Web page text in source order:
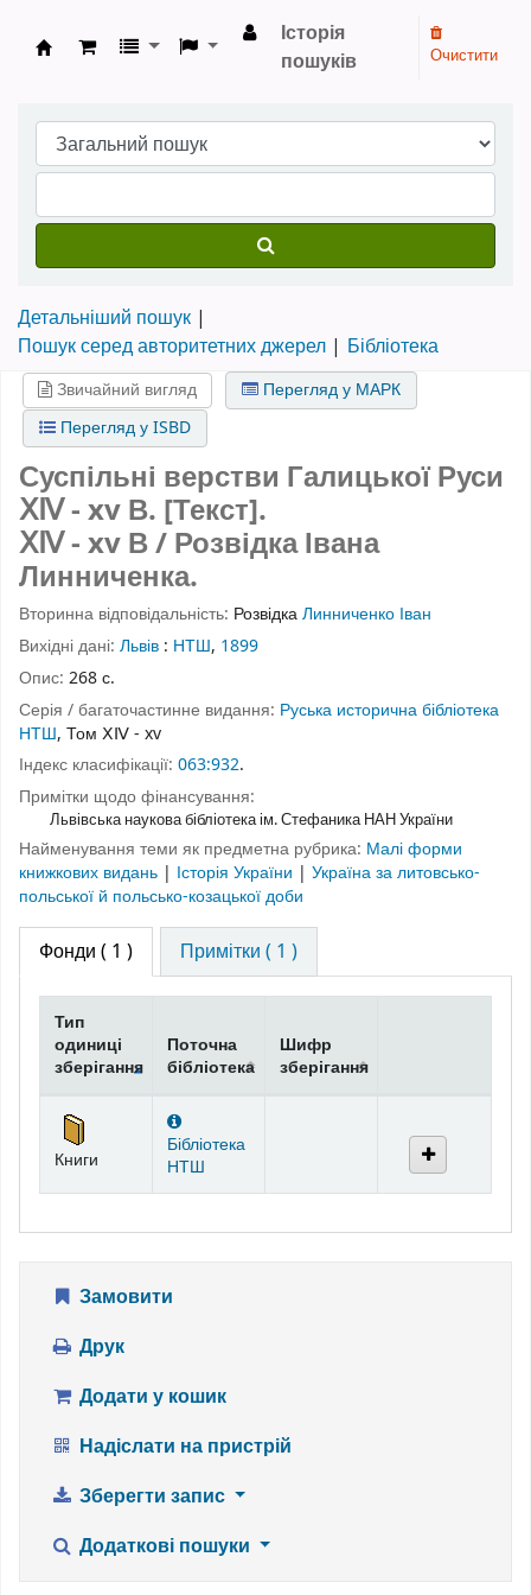
Бібліотека НТШ › Електронний каталог
Історія
пошуків
Очистити
Детальніший пошук
Пошук серед авторитетних джерел
Бібліотека
Звичайний вигляд
Перегляд у МАРК
Перегляд у ISBD
Суспільні верстви Галицької Руси
ⅩⅣ - xv В. [Текст].
ⅩⅣ - xv В / Розвідка Івана
Линниченка.
Вторинна відповідальність: РозвідкаЛинниченко Іван
Вихідні дані: Львів : НТШ, 1899
Опис: 268 с.
Серія / багаточастинне видання: Руська исторична бібліотека
НТШ, Том ⅩⅣ - xv
Індекс класифікації: 063:932.
Примітки щодо фінансування:
Львівська наукова бібліотека ім. Стефаника НАН України
Найменування теми як предметна рубрика: Малі форми
книжкових видань | Історія України | Україна за литовсько-
польської й польсько-козацької доби
Фонди ( 1 ) Примітки ( 1 )
Фонди
Тип
одиниці
зберігання
Поточна
бібліотека
Шифр
зберігання
Книги
Бібліотека
НТШ
Замовити
Друк
Додати у кошик
Надіслати на пристрій
Зберегти запис
Додаткові пошуки